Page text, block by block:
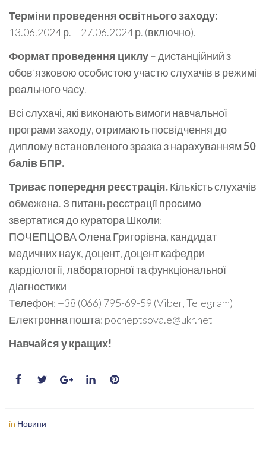
Терміни проведення освітнього заходу:
13.06.2024 р. – 27.06.2024 р. (включно).
Формат проведення циклу– дистанційний з
обов’язковою особистою участю слухачів в режимі
реального часу.
Всі слухачі, які виконають вимоги навчальної
програми заходу, отримають посвідчення до
диплому встановленого зразка з нарахуванням50
балів БПР.
Триває попередня реєстрація.Кількість слухачів
обмежена. З питань реєстрації просимо
звертатися до куратора Школи:
ПОЧЕПЦОВА Олена Григорівна, кандидат
медичних наук, доцент, доцент кафедри
кардіології, лабораторної та функціональної
діагностики
Телефон: +38 (066) 795-69-59 (Viber, Telegram)
Електронна пошта: pocheptsova.e@ukr.net
Навчайся у кращих!
in Новини